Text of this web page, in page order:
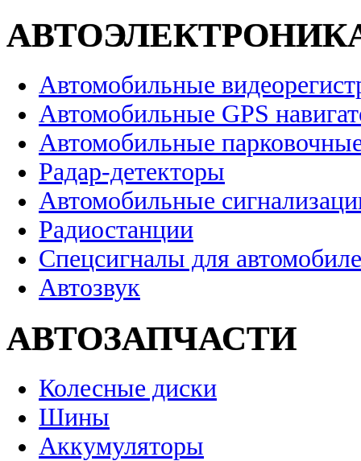
Автомобильные
Автомобильные GPS
Автомобильные
Радар-детекторы
Автомобильные
Радиостанции
Спецсигналы для
Автозвук
АВТОЗАПЧАСТИ
Колесные диски
Шины
Аккумуляторы